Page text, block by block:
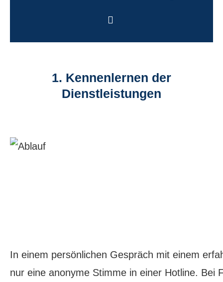
1. Kennenlernen der
Dienstleistungen
In einem persönlichen Gespräch mit einem
nur eine anonyme Stimme in einer Hotline. Bei